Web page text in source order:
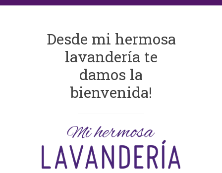
Desde mi hermosa
lavandería te
damos la
bienvenida!